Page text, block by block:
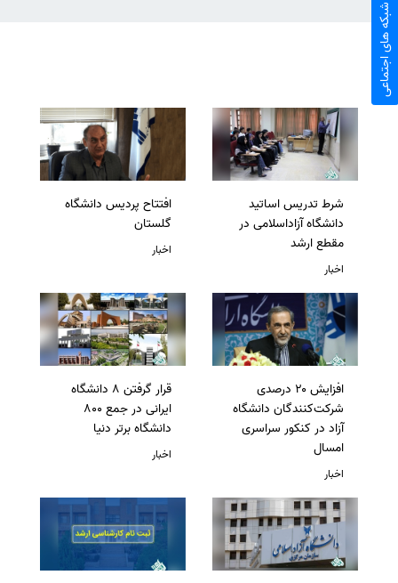
شرط تدریس اساتید
دانشگاه آزاداسلامی در
مقطع ارشد
اخبار
افتتاح پردیس دانشگاه
گلستان
اخبار
افزایش ۲۰ درصدی
شرکت‌کنندگان دانشگاه
آزاد در کنکور سراسری
امسال
اخبار
قرار گرفتن 8 دانشگاه
ایرانی در جمع 800
دانشگاه برتر دنیا
اخبار
شبکه های اجتماعی